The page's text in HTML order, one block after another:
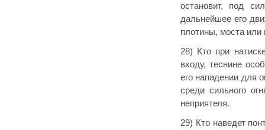
остановит, под
дальнейшее его
плотины, моста или
28) Кто при
входу, теснине
его нападении для
среди сильного
неприятеля.
29) Кто наведет